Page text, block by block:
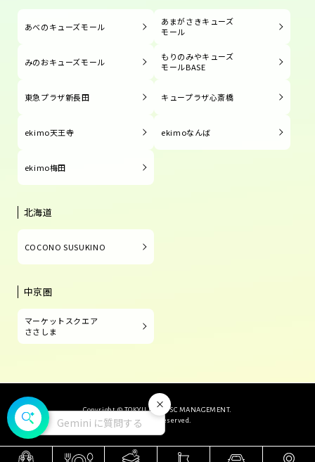
Gemini に質問する
閉じる
あべのキューズモール
あまがさきキューズ
モール
みのおキューズモール
もりのみやキューズ
モールBASE
東急プラザ新長田 キュープラザ心斎橋
ekimo天王寺 ekimoなんば
ekimo梅田
北海道
COCONO SUSUKINO
中京圏
マーケットスクエア
ささしま
Copyright © TOKYU LAND SC MANAGEMENT.
All Rights Reserved.